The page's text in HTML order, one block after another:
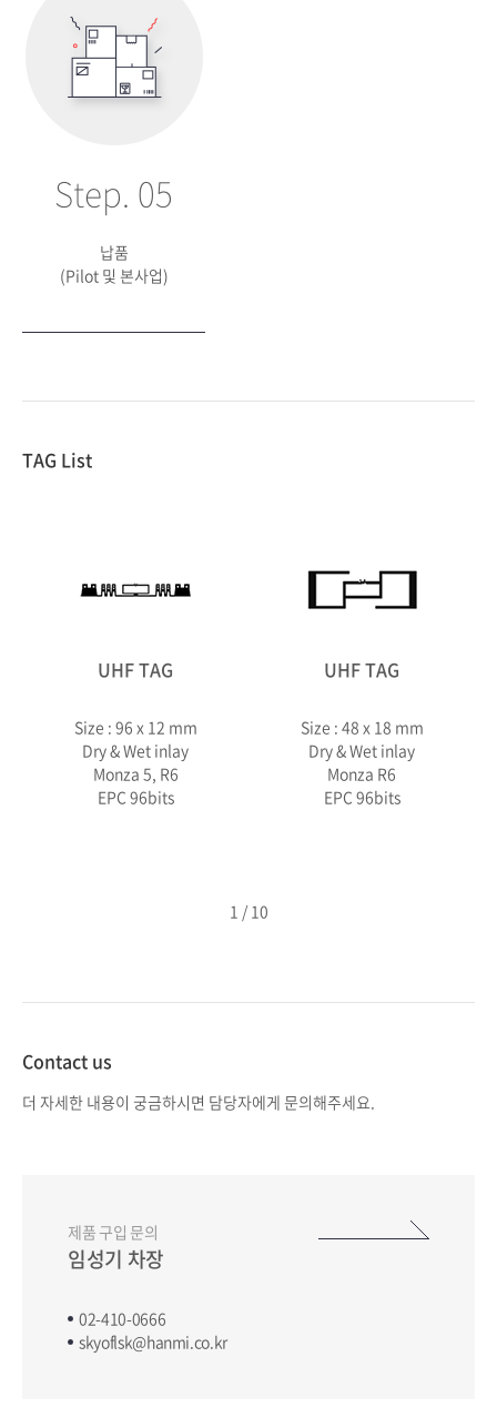
Step. 05
납품
(Pilot 및 본사업)
TAG List
UHF TAG
Size : 96 x 12 mm
Dry & Wet inlay
Monza 5, R6
EPC 96bits
UHF TAG
Size : 48 x 18 mm
Dry & Wet inlay
Monza R6
EPC 96bits
1 / 10
Contact us
더 자세한 내용이 궁금하시면 담당자에게 문의해주세요.
제품 구입 문의
임성기 차장
Tel.
02-410-0666
E-mail
skyoflsk@hanmi.co.kr